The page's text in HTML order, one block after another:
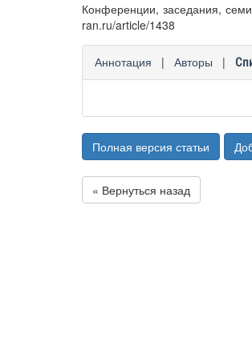
Конференции, заседания,
ran.ru/article/1438
Аннотация | Авторы |
Полная версия статьи
« Вернуться назад